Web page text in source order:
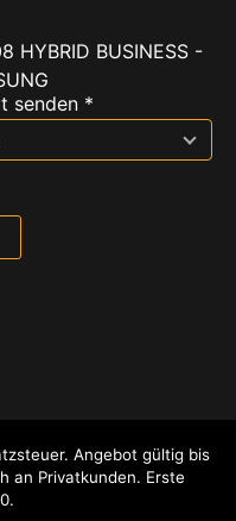
HYBRID BUSINESS -
senden *
Angebot gültig bis
an Privatkunden. Erste